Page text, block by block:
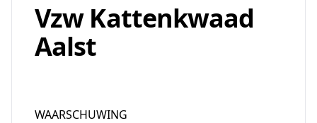
Vzw Kattenkwaad
Aalst
WAARSCHUWING